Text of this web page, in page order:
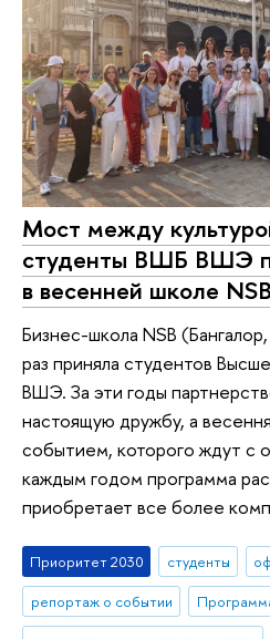
Мост между
студенты ВШБ ВШЭ
в весенней школе
Бизнес-школа NSB
раз приняла студентов
ВШЭ. За эти годы
настоящую дружбу, а
событием, которого ждут с
каждым годом программа
приобретает все более
Приоритет 2030 студенты
репортаж о событии